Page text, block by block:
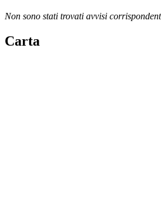
Non sono stati trovati avvisi
Carta